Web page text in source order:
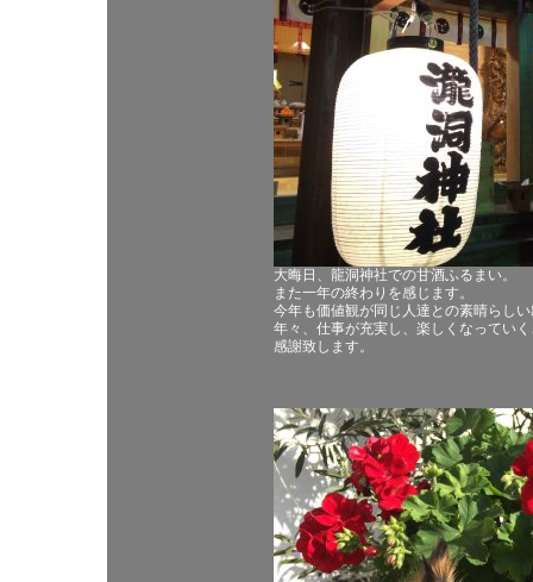
大晦日、龍洞神社での甘酒ふるまい。
また一年の終わりを感じます。
今年も価値観が同じ人達との素晴らし
年々、仕事が充実し、楽しくなってい
感謝致します。